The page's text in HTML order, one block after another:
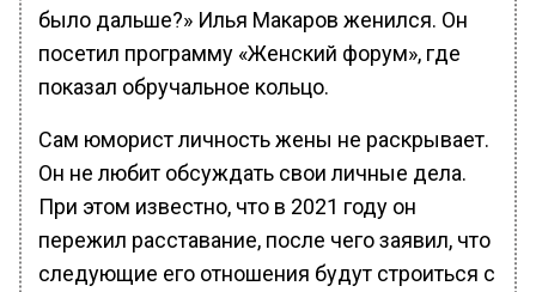
было дальше?» Илья Макаров женился. Он
посетил программу «Женский форум», где
показал обручальное кольцо.
Сам юморист личность жены не раскрывает.
Он не любит обсуждать свои личные дела.
При этом известно, что в 2021 году он
пережил расставание, после чего заявил, что
следующие его отношения будут строиться с